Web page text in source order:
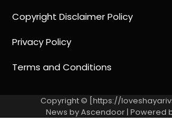
Copyright Disclaimer Policy
Privacy Policy
Terms and Conditions
Copyright © [https://
News byAscendoor| Powered